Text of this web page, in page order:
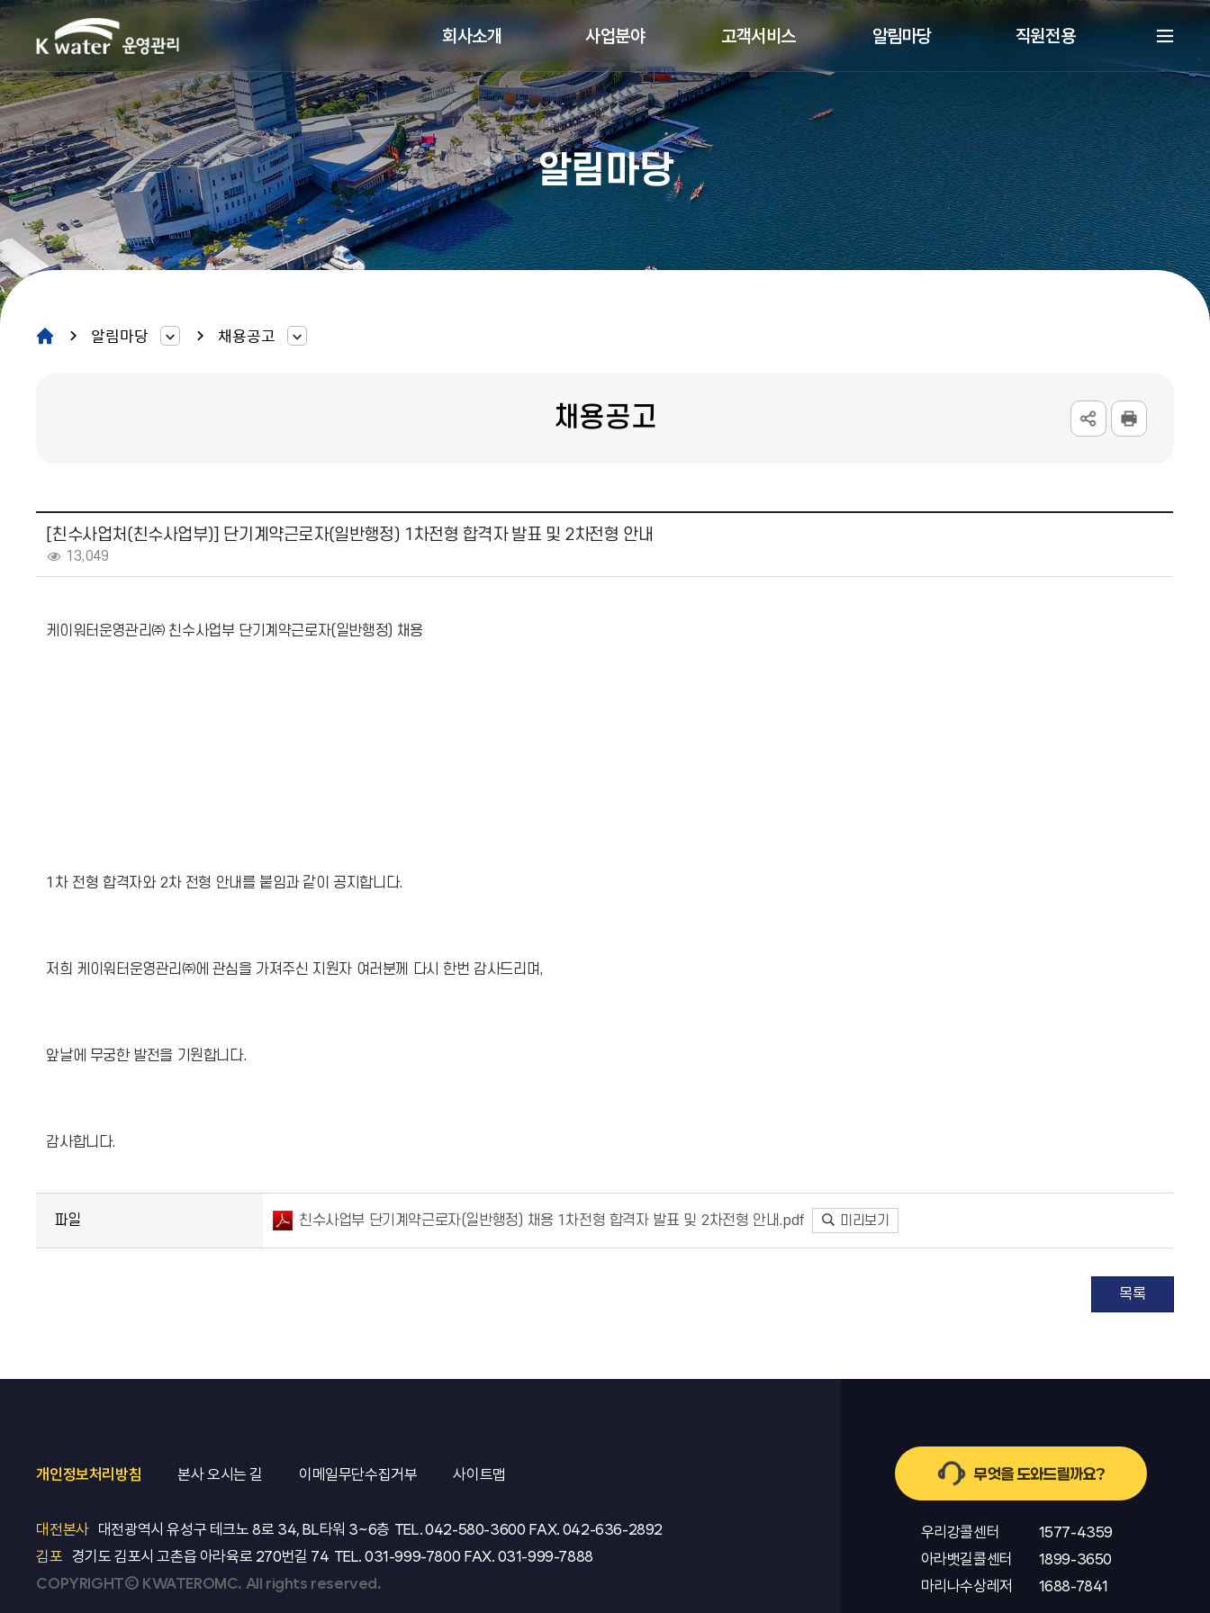
회사소개 사업분야 고객서비스 알림마당 직원전용
알림마당
알림마당 채용공고
채용공고
[친수사업처(친수사업부)] 단기계약근로자(일반행정) 1차전형 합격자 발표 및 2차전형 안내
13,049
케이워터운영관리㈜ 친수사업부 단기계약근로자(일반행정) 채용
1차 전형 합격자와 2차 전형 안내를 붙임과 같이 공지합니다.
저희 케이워터운영관리㈜에 관심을 가져주신 지원자 여러분께 다시 한번 감사드리며,
앞날에 무궁한 발전을 기원합니다.
감사합니다.
파일 친수사업부 단기계약근로자(일반행정) 채용 1차전형 합격자 발표 및 2차전형 안내.pdf 미리보기
목록
개인정보처리방침 본사 오시는 길 이메일무단수집거부 사이트맵 무엇을 도와드릴까요?
우리강콜센터
1577-4359
아라뱃길콜센터
1899-3650
마리나수상레저
1688-7841
대전본사 대전광역시 유성구 테크노 8로 34, BL타워 3~6층 TEL.042-580-3600 FAX. 042-636-2892
김포 경기도 김포시 고촌읍 아라육로 270번길 74 TEL. 031-999-7800 FAX. 031-999-7888
COPYRIGHT© KWATEROMC. All rights reserved.